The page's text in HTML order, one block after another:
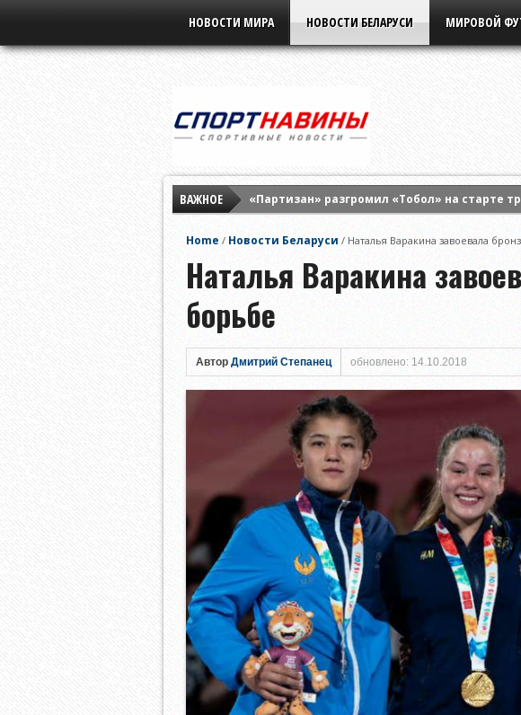
НОВОСТИ МИРА НОВОСТИ БЕЛАРУСИ МИРОВОЙ
ВАЖНОЕ
«Партизан» разгромил «Тобол» на старте
Home / Новости Беларуси / Наталья Варакина завоевала
Наталья Варакина
борьбе
Автор Дмитрий Степанец обновлено: 14.10.2018